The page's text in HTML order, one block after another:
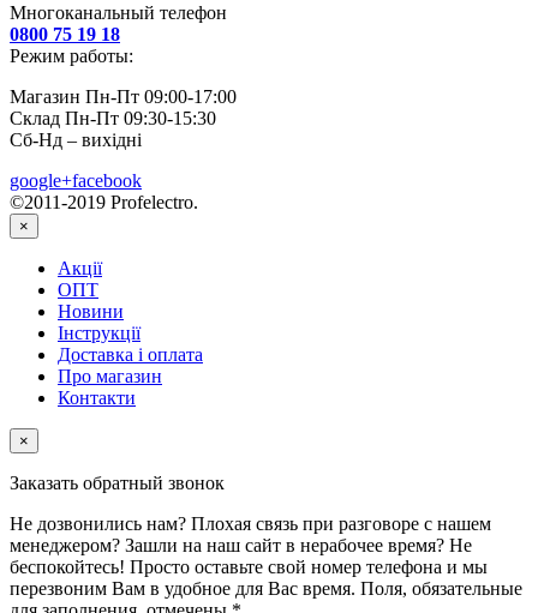
Многоканальный телефон
0800 75 19 18
Режим работы:
Магазин Пн-Пт 09:00-17:00
Склад Пн-Пт 09:30-15:30
Сб-Нд – вихідні
google+facebook
©2011-2019 Profelectro.
×
Акції
ОПТ
Новини
Інструкції
Доставка і оплата
Про магазин
Контакти
×
Заказать обратный звонок
Не дозвонились нам? Плохая связь при разговоре с нашем
менеджером? Зашли на наш сайт в нерабочее время? Не
беспокойтесь! Просто оставьте свой номер телефона и мы
перезвоним Вам в удобное для Вас время. Поля, обязательные